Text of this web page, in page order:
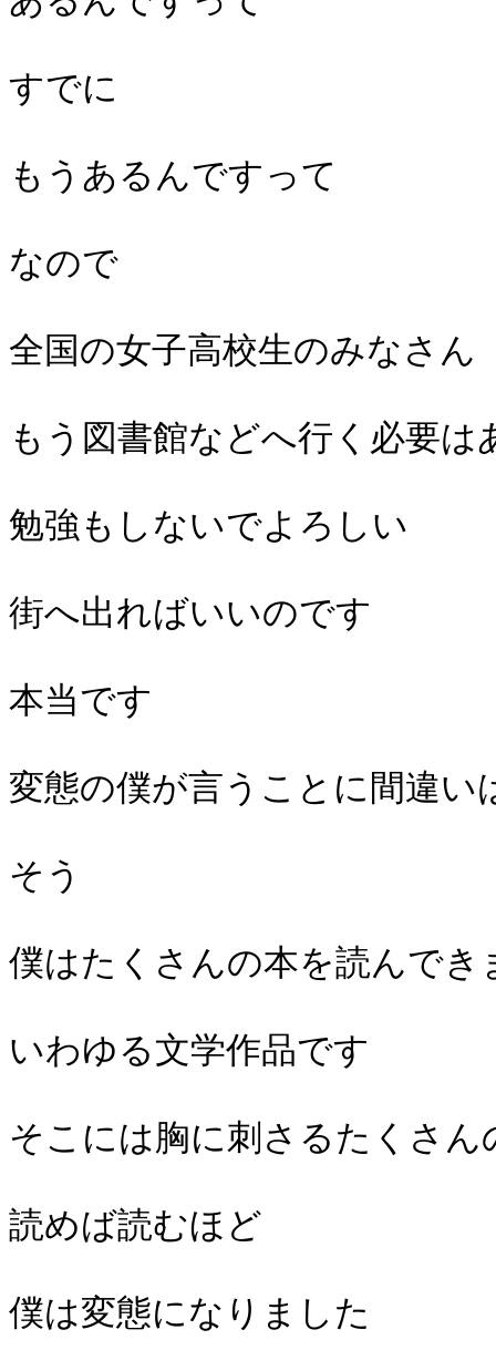
すでに
もうあるんですって
なので
全国の女子高校生のみなさん
もう図書館などへ行く必要は
勉強もしないでよろしい
街へ出ればいいのです
本当です
変態の僕が言うことに間違い
そう
僕はたくさんの本を読んでき
いわゆる文学作品です
そこには胸に刺さるたくさ
読めば読むほど
僕は変態になりました